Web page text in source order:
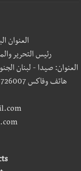
العنوان
رئيس التحرير
العنوان: صيدا - لبنان
هاتف وفاكس 726007 (7) 00961 - خليوي 226013 (3) 00961